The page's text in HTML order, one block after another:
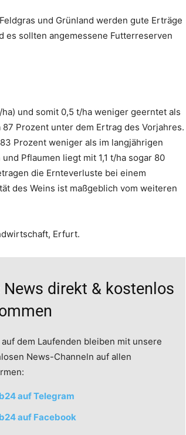
und Grünland werden gute Erträge
es sollten angemessene Futterreserven
und somit 0,5 t/ha weniger geerntet als
Prozent unter dem Ertrag des Vorjahres.
Prozent weniger als im langjährigen
Pflaumen liegt mit 1,1 t/ha sogar 80
die Ernteverluste bei einem
des Weins ist maßgeblich vom weiteren
Erfurt.
News direkt & kostenlos
auf dem Laufenden bleiben mit unsere
News-Channeln auf allen
auf Telegram
auf Facebook